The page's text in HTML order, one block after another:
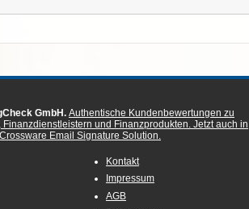
GmbH. Authentische Kundenbewertungen zu
und Finanzprodukten. Jetzt auch in
Email Signature Solution.
Kontakt
Impressum
AGB